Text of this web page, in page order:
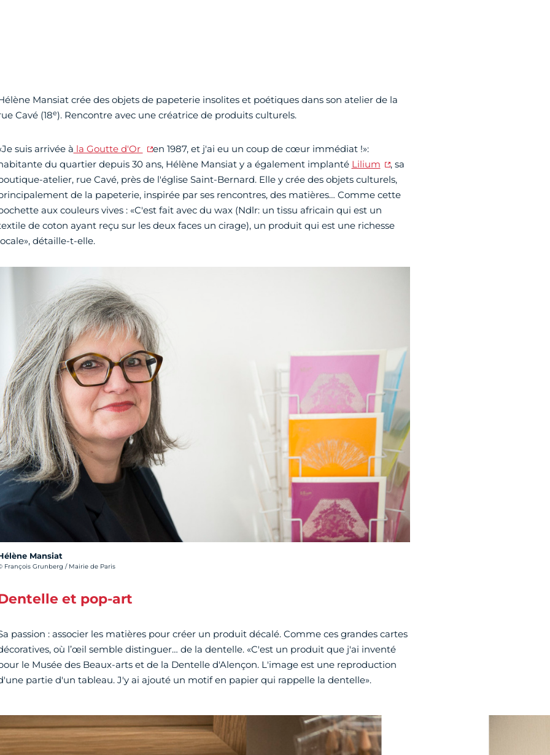
Mansiat crée des objets de papeterie insolites et poétiques dans son atelier de la
Cavé (18e). Rencontre avec une créatrice de produits culturels.
suis arrivée à la Goutte d'Or
en 1987, et j'ai eu un coup de cœur immédiat !»:
du quartier depuis 30 ans, Hélène Mansiat y a également implanté Lilium
, sa
atelier, rue Cavé, près de l'église Saint-Bernard. Elle y crée des objets culturels,
de la papeterie, inspirée par ses rencontres, des matières… Comme cette
aux couleurs vives : «C'est fait avec du wax (Ndlr: un tissu africain qui est un
de coton ayant reçu sur les deux faces un cirage), un produit qui est une richesse
détaille-t-elle.
Mansiat
photo :
François Grunberg / Mairie de Paris
et pop-art
passion : associer les matières pour créer un produit décalé. Comme ces grandes cartes
où l’œil semble distinguer… de la dentelle. «C'est un produit que j'ai inventé
le Musée des Beaux-arts et de la Dentelle d'Alençon. L'image est une reproduction
partie d'un tableau. J'y ai ajouté un motif en papier qui rappelle la dentelle».